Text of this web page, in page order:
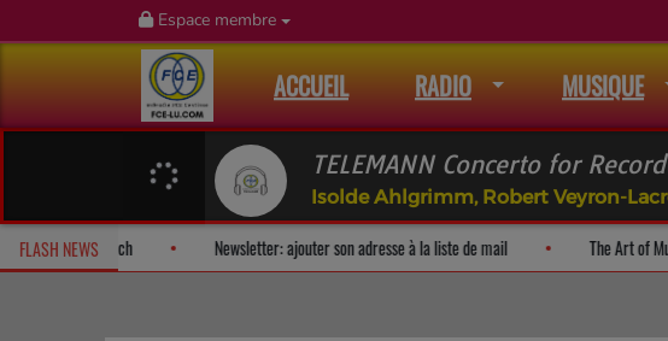
Espace membre
ACCUEIL RADIO MUSIQUE
TELEMANN Concerto for
FLASH NEWS Fan Releases & Merch Newsletter: ajouter son adresse à la liste de mail